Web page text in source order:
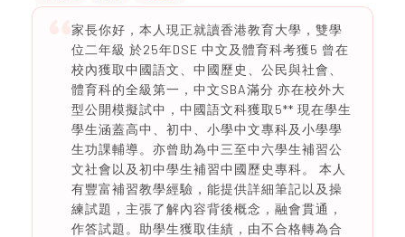
家長你好，本人現正就讀香港教育大學，雙學
位二年級 於25年DSE 中文及體育科考獲5 曾在
校內獲取中國語文、中國歷史、公民與社會、
體育科的全級第一，中文SBA滿分 亦在校外大
型公開模擬試中，中國語文科獲取5** 現在學生
學生涵蓋高中、初中、小學中文專科及小學學
生功課輔導。亦曾助為中三至中六學生補習公
文社會以及初中學生補習中國歷史專科。 本人
有豐富補習教學經驗，能提供詳細筆記以及操
練試題，主張了解內容背後概念，融會貫通，
作答試題。助學生獲取佳績，由不合格轉為合